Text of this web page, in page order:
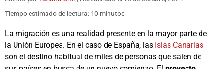
Tiempo estimado de lectura: 10 minutos
La migración es una realidad presente en la mayor parte de
la Unión Europea. En el caso de España, las Islas Canarias
son el destino habitual de miles de personas que salen de